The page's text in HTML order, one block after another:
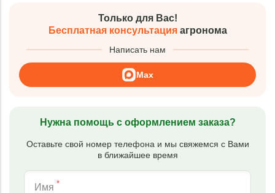
Только для Вас!
Бесплатная консультацияагронома
Написать нам
Max
Нужна помощь с оформлением заказа?
Оставьте свой номер телефона и мы свяжемся с Вами
в ближайшее время
Имя *